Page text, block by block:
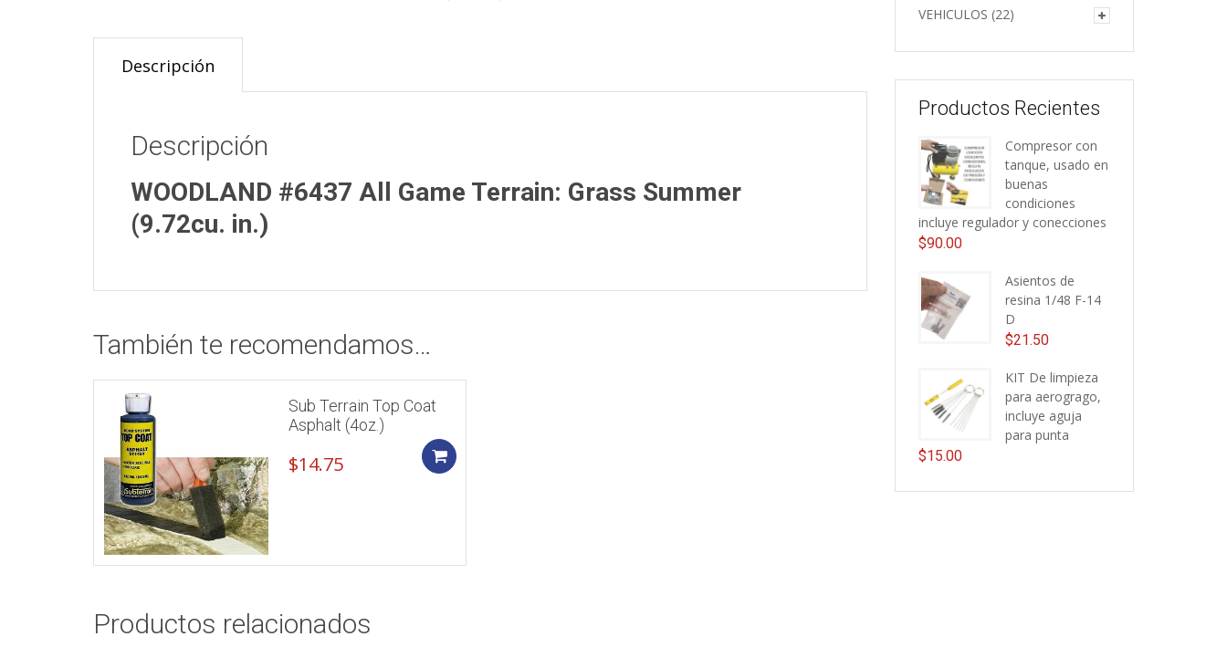
Descripción
Descripción
WOODLAND #6437 All Game Terrain: Grass Summer
(9.72cu. in.)
También te recomendamos…
Sub Terrain Top Coat
Asphalt (4oz.)
$14.75
Productos relacionados
VEHICULOS (22)
Productos Recientes
Compresor con
tanque, usado en
buenas
condiciones
incluye regulador y conecciones
$90.00
Asientos de
resina 1/48 F-14
D
$21.50
KIT De limpieza
para aerogrago,
incluye aguja
para punta
$15.00